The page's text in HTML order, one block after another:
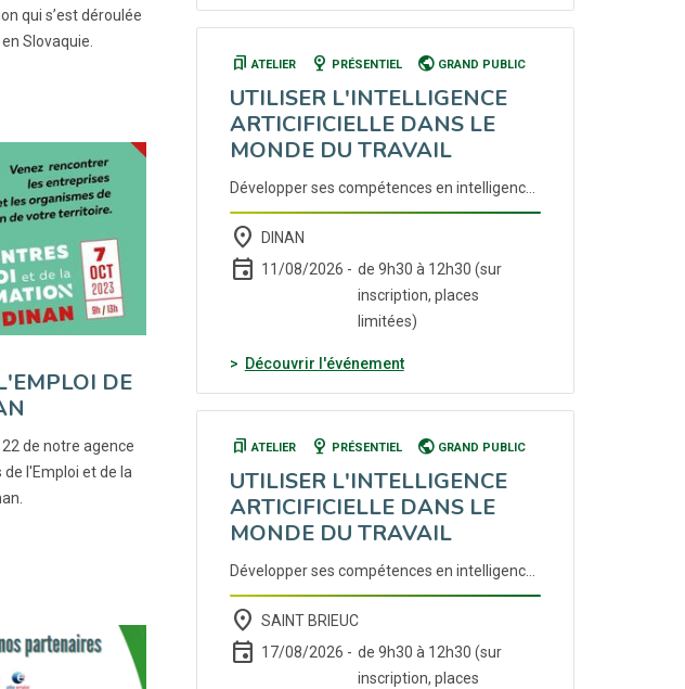
qui s’est déroulée
Slovaquie.
DE
de notre agence
de l'Emploi et de la
bookmarks ATELIER nest_cam_indoor PRÉSENTIEL public GRAND PUBLIC
UTILISER L'INTELLIGENCE
ARTICIFICIELLE DANS LE
MONDE DU TRAVAIL
Développer ses compétences en intelligence artificielle pour optimiser ses pratiques de travail. Inscription auprès de votre conseiller Cap emploi ou France Travail.
place DINAN
event 11/08/2026 - de 9h30 à 12h30 (sur
inscription, places
limitées)
Découvrir l'événement(nouvelle fenêtre)
bookmarks ATELIER nest_cam_indoor PRÉSENTIEL public GRAND PUBLIC
UTILISER L'INTELLIGENCE
ARTICIFICIELLE DANS LE
MONDE DU TRAVAIL
Développer ses compétences en intelligence artificielle pour optimiser ses pratiques de travail. Inscription auprès de votre conseiller Cap emploi ou France Travail.
place SAINT BRIEUC
event 17/08/2026 - de 9h30 à 12h30 (sur
inscription, places